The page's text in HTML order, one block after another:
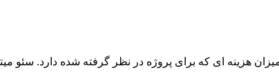
هزینه ای که برای پروژه در نظر گرفته شده دارد. سئو